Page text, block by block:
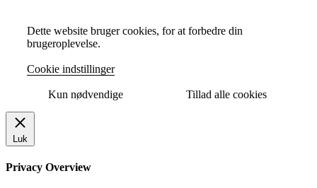
Dette website bruger cookies, for at forbedre din
brugeroplevelse.
Cookie indstillinger
Kun nødvendige Tillad alle cookies
Luk
Privacy Overview